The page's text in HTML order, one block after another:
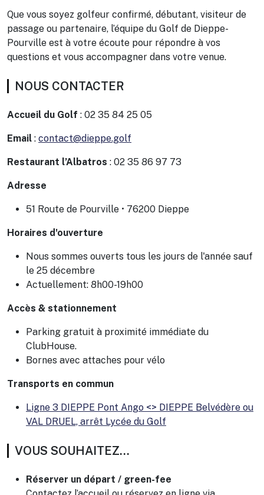
Que vous soyez golfeur confirmé, débutant, visiteur de
passage ou partenaire, l’équipe du Golf de Dieppe-
Pourville est à votre écoute pour répondre à vos
questions et vous accompagner dans votre venue.
NOUS CONTACTER
Accueil du Golf : 02 35 84 25 05
Email : contact@dieppe.golf
Restaurant l’Albatros : 02 35 86 97 73
Adresse
51 Route de Pourville • 76200 Dieppe
Horaires d'ouverture
Nous sommes ouverts tous les jours de l'année sauf
le 25 décembre
Actuellement: 8h00-19h00
Accès & stationnement
Parking gratuit à proximité immédiate du
ClubHouse.
Bornes avec attaches pour vélo
Transports en commun
Ligne 3 DIEPPE Pont Ango <> DIEPPE Belvédère ou
VAL DRUEL, arrêt Lycée du Golf
VOUS SOUHAITEZ…
Réserver un départ / green-fee